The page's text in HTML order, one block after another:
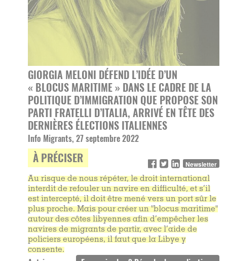
GIORGIA MELONI DÉFEND L’IDÉE D’UN
« BLOCUS MARITIME » DANS LE CADRE DE LA
POLITIQUE D’IMMIGRATION QUE PROPOSE SON
PARTI FRATELLI D’ITALIA, ARRIVÉ EN TÊTE DES
DERNIÈRES ÉLECTIONS ITALIENNES
Info Migrants, 27 septembre 2022
À PRÉCISER Newsletter
Au risque de nous répéter, le droit international
interdit de refouler un navire en difficulté, et s’il
est intercepté, il doit être mené vers un port sûr le
plus proche. Mais pour créer un "blocus maritime"
autour des côtes libyennes afin d’empêcher les
navires de migrants de partir, avec l’aide de
policiers européens, il faut que la Libye y
consente.